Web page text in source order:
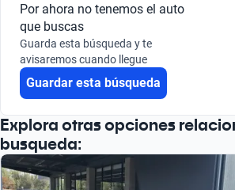
Busca por marca
Busca por modelo
Busca por año
Por ahora no tenemos el auto
que buscas
Guarda esta búsqueda y te
avisaremos cuando llegue
Guardar esta búsqueda
Explora otras opciones
busqueda: